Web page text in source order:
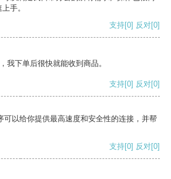
手。
支持[0] 反对[0]
我下单后很快就能收到商品。
支持[0] 反对[0]
可以给你提供最高速度和安全性的连接，并帮
支持[0] 反对[0]